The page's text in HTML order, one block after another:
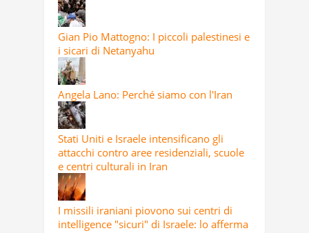
Gian Pio Mattogno: I piccoli palestinesi e
i sicari di Netanyahu
Angela Lano: Perché siamo con l'Iran
Stati Uniti e Israele intensificano gli
attacchi contro aree residenziali, scuole
e centri culturali in Iran
I missili iraniani piovono sui centri di
intelligence "sicuri" di Israele: lo afferma